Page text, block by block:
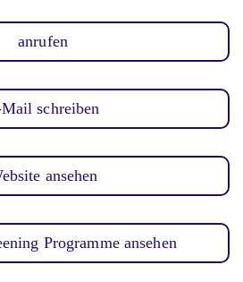
anrufen
schreiben
ansehen
Programme ansehen